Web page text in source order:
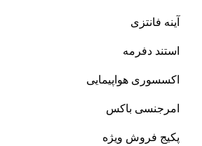
آینه فانتزی
استند دفرمه
اکسسوری هواپیمایی
امرجنسی باکس
پکیج فروش ویژه